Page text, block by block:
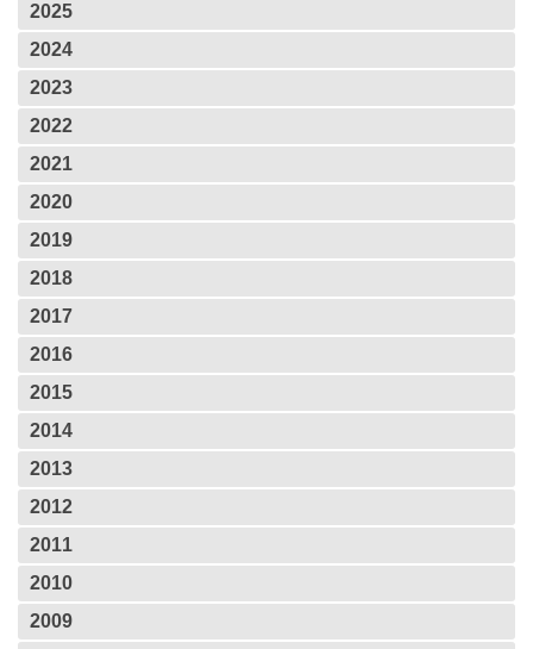
2025
2024
2023
2022
2021
2020
2019
2018
2017
2016
2015
2014
2013
2012
2011
2010
2009